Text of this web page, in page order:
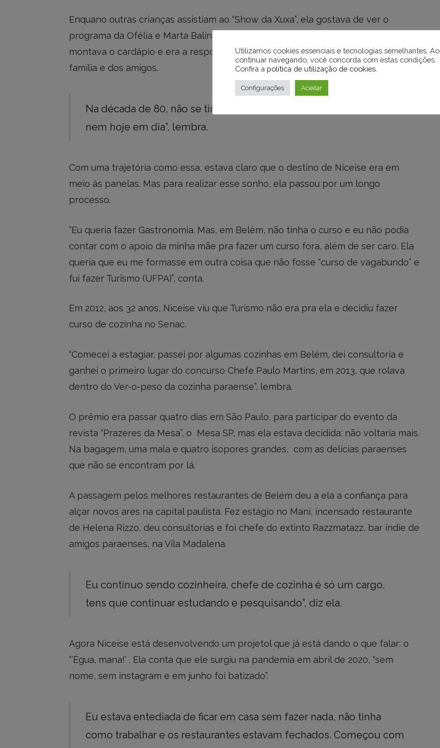
Enquano outras crianças assistiam ao “Show da Xuxa”, ela gostava de ver o
programa da Ofélia e Marta Balina na finada TV Manchete. Na adolescência,
montava o cardápio e era a responsável por preparar as comidas das festas da
família e dos amigos.
Na década de 80, não se tinha referência de chefes de cozinha que
nem hoje em dia”, lembra.
Com uma trajetória como essa, estava claro que o destino de Niceise era em
meio às panelas. Mas para realizar esse sonho, ela passou por um longo
processo.
“Eu queria fazer Gastronomia. Mas, em Belém, não tinha o curso e eu não podia
contar com o apoio da minha mãe pra fazer um curso fora, além de ser caro. Ela
queria que eu me formasse em outra coisa que não fosse “curso de vagabundo” e
fui fazer Turismo (UFPA)”, conta.
Em 2012, aos 32 anos, Niceise viu que Turismo não era pra ela e decidiu fazer
curso de cozinha no Senac.
“Comecei a estagiar, passei por algumas cozinhas em Belém, dei consultoria e
ganhei o primeiro lugar do concurso Chefe Paulo Martins, em 2013, que rolava
dentro do Ver-o-peso da cozinha paraense”, lembra.
O prêmio era passar quatro dias em São Paulo, para participar do evento da
revista “Prazeres da Mesa”, o Mesa SP, mas ela estava decidida: não voltaria mais.
Na bagagem, uma mala e quatro isopores grandes, com as delícias paraenses
que não se encontram por lá.
A passagem pelos melhores restaurantes de Belém deu a ela a confiança para
alçar novos ares na capital paulista. Fez estágio no Maní, incensado restaurante
de Helena Rizzo, deu consultorias e foi chefe do extinto Razzmatazz, bar indie de
amigos paraenses, na Vila Madalena.
Eu continuo sendo cozinheira, chefe de cozinha é só um cargo,
tens que continuar estudando e pesquisando”, diz ela.
Agora Niceise está desenvolvendo um projetol que já está dando o que falar: o
“’Égua, mana!’ . Ela conta que ele surgiu na pandemia em abril de 2020, “sem
nome, sem instagram e em junho foi batizado”.
Eu estava entediada de ficar em casa sem fazer nada, não tinha
como trabalhar e os restaurantes estavam fechados. Começou com
Utilizamos cookies essenciais e tecnologias semelhantes. Ao
continuar navegando, você concorda com estas condições.
Confira a política de utilização de cookies
Configurações Aceitar